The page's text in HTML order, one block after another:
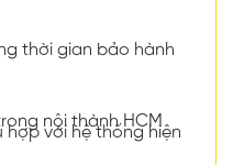
thời gian bảo hành
nội thành HCM
hợp với hệ thống hiện